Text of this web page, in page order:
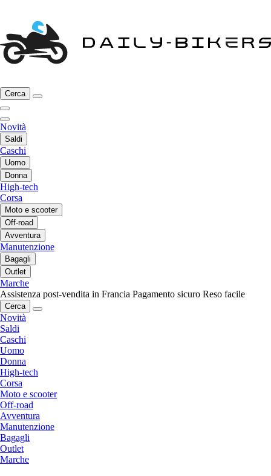
Cerca
Novità
Saldi
Caschi
Uomo
Donna
High-tech
Corsa
Moto e scooter
Off-road
Avventura
Manutenzione
Bagagli
Outlet
Marche
Assistenza post-vendita in Francia Pagamento sicuro Reso facile
Cerca
Novità
Saldi
Caschi
Uomo
Donna
High-tech
Corsa
Moto e scooter
Off-road
Avventura
Manutenzione
Bagagli
Outlet
Marche